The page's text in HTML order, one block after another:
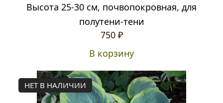
Высота 25-30 см, почвопокровная, для
полутени-тени
750 ₽
В корзину
НЕТ В НАЛИЧИИ